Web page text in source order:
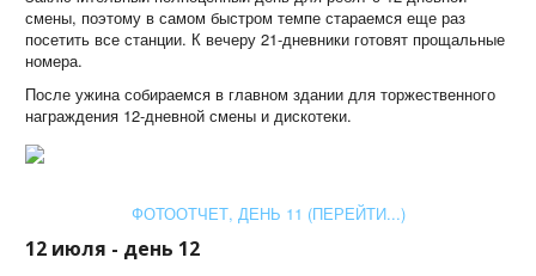
смены, поэтому в самом быстром темпе стараемся еще раз
посетить все станции. К вечеру 21-дневники готовят прощальные
номера.
После ужина собираемся в главном здании для торжественного
награждения 12-дневной смены и дискотеки.
ФОТООТЧЕТ, ДЕНЬ 11 (ПЕРЕЙТИ...)
12 июля - день 12